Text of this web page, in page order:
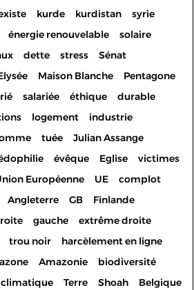
kurde kurdistan
syrie
énergie renouvelable
solaire
dette stress
Sénat
Maison Blanche
Pentagone
salariée éthique
durable
logement
industrie
tuée
Julian Assange
évêque Eglise
victimes
Européenne UE
complot
Angleterre GB
Finlande
gauche
extrême droite
trou noir
harcèlement en ligne
Amazonie
biodiversité
Terre Shoah
Belgique